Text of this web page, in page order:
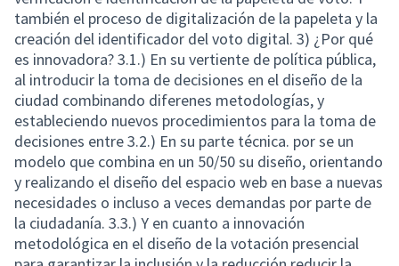
también el proceso de digitalización de la papeleta y la
creación del identificador del voto digital. 3) ¿Por qué
es innovadora? 3.1.) En su vertiente de política pública,
al introducir la toma de decisiones en el diseño de la
ciudad combinando diferenes metodologías, y
estableciendo nuevos procedimientos para la toma de
decisiones entre 3.2.) En su parte técnica. por se un
modelo que combina en un 50/50 su diseño, orientando
y realizando el diseño del espacio web en base a nuevas
necesidades o incluso a veces demandas por parte de
la ciudadanía. 3.3.) Y en cuanto a innovación
metodológica en el diseño de la votación presencial